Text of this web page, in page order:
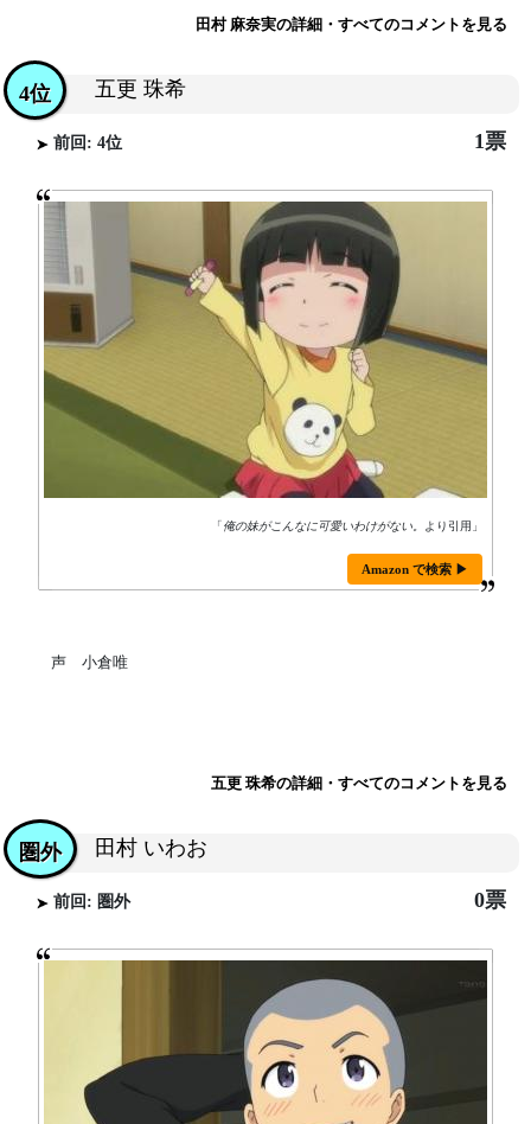
田村 麻奈実の詳細・すべてのコメントを見る
五更 珠希
4位
前回: 4位 1票
「俺の妹がこんなに可愛いわけがない。 より引用」
Amazon で検索 ▶
声 小倉唯
五更 珠希の詳細・すべてのコメントを見る
田村 いわお
圏外
前回: 圏外 0票